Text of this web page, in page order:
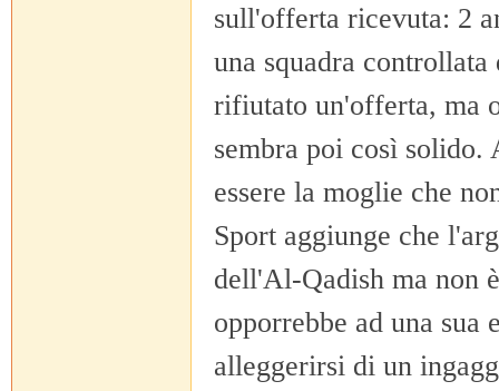
sull'offerta ricevuta: 2
una squadra
rifiutato un'offerta, ma
sembra poi così solido.
essere la moglie che
Sport aggiunge che
dell'Al-Qadish ma non
opporrebbe ad una sua
alleggerirsi di un